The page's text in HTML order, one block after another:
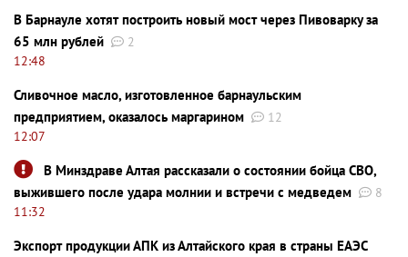
В Барнауле хотят построить новый мост через Пивоварку за
65 млн рублей
2
12:48
Сливочное масло, изготовленное барнаульским
предприятием, оказалось маргарином
12
12:07
В Минздраве Алтая рассказали о состоянии бойца СВО,
выжившего после удара молнии и встречи с медведем
8
11:32
Экспорт продукции АПК из Алтайского края в страны ЕАЭС